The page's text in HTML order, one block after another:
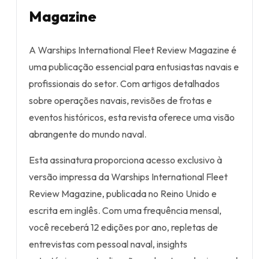
Magazine
A Warships International Fleet Review Magazine é
uma publicação essencial para entusiastas navais e
profissionais do setor. Com artigos detalhados
sobre operações navais, revisões de frotas e
eventos históricos, esta revista oferece uma visão
abrangente do mundo naval.
Esta assinatura proporciona acesso exclusivo à
versão impressa da Warships International Fleet
Review Magazine, publicada no Reino Unido e
escrita em inglês. Com uma frequência mensal,
você receberá 12 edições por ano, repletas de
entrevistas com pessoal naval, insights